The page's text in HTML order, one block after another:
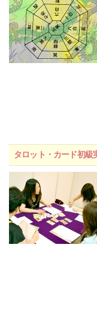
タロット・カード初